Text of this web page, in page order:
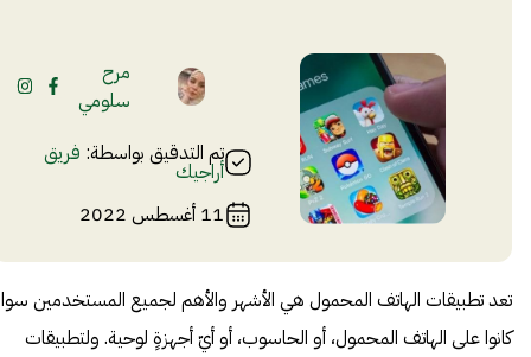
مرح
سلومي
تم التدقيق بواسطة: فريق
أراجيك
11 أغسطس 2022
تعد تطبيقات الهاتف المحمول هي الأشهر والأهم لجميع المستخدمين
كانوا على الهاتف المحمول، أو الحاسوب، أو أيّ أجهزةٍ لوحية. ولتطبيقات